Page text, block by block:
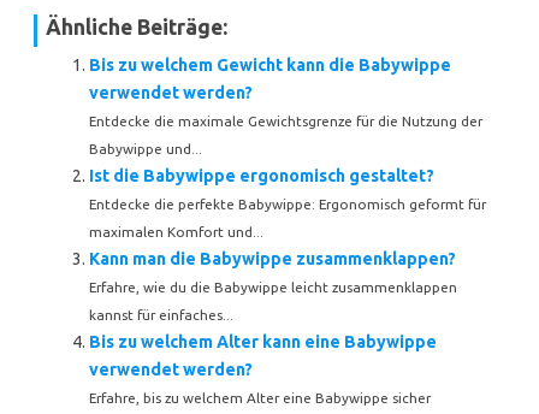
Ähnliche Beiträge:
Bis zu welchem Gewicht kann die Babywippe
verwendet werden?
Entdecke die maximale Gewichtsgrenze für die Nutzung der
Babywippe und...
Ist die Babywippe ergonomisch gestaltet?
Entdecke die perfekte Babywippe: Ergonomisch geformt für
maximalen Komfort und...
Kann man die Babywippe zusammenklappen?
Erfahre, wie du die Babywippe leicht zusammenklappen
kannst für einfaches...
Bis zu welchem Alter kann eine Babywippe
verwendet werden?
Erfahre, bis zu welchem Alter eine Babywippe sicher